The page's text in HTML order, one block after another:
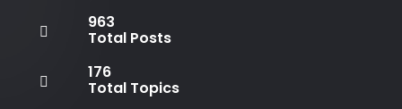
963
Total Posts
176
Total Topics